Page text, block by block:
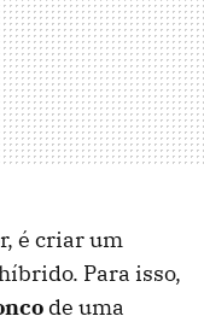
é criar um
Para isso,
de uma